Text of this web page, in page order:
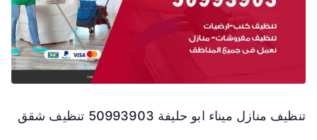
تنظيف منازل ميناء ابو حليفة 50993903 تنظيف شقق